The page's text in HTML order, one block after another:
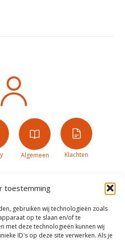
toestemming
gebruiken wij technologieën zoals
op te slaan en/of te
met deze technologieën kunnen wij
ID's op deze site verwerken. Als je
Algemeen Klachten